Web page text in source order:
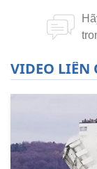
VIDEO LIÊN